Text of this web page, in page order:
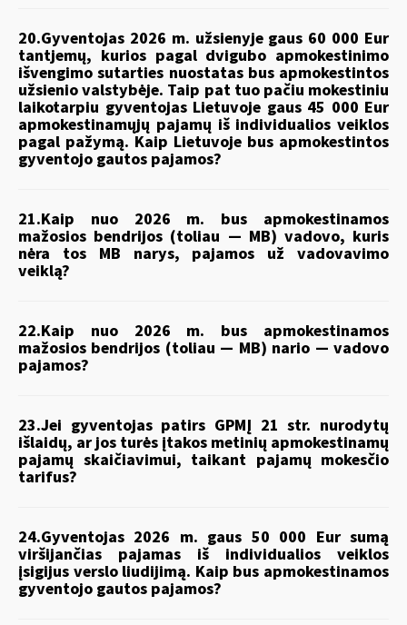
20.Gyventojas 2026 m. užsienyje gaus 60 000 Eur
tantjemų, kurios pagal dvigubo apmokestinimo
išvengimo sutarties nuostatas bus apmokestintos
užsienio valstybėje. Taip pat tuo pačiu mokestiniu
laikotarpiu gyventojas Lietuvoje gaus 45 000 Eur
apmokestinamųjų pajamų iš individualios veiklos
pagal pažymą. Kaip Lietuvoje bus apmokestintos
gyventojo gautos pajamos?
21.Kaip nuo 2026 m. bus apmokestinamos
mažosios bendrijos (toliau — MB) vadovo, kuris
nėra tos MB narys, pajamos už vadovavimo
veiklą?
22.Kaip nuo 2026 m. bus apmokestinamos
mažosios bendrijos (toliau — MB) nario — vadovo
pajamos?
23.Jei gyventojas patirs GPMĮ 21 str. nurodytų
išlaidų, ar jos turės įtakos metinių apmokestinamų
pajamų skaičiavimui, taikant pajamų mokesčio
tarifus?
24.Gyventojas 2026 m. gaus 50 000 Eur sumą
viršijančias pajamas iš individualios veiklos
įsigijus verslo liudijimą. Kaip bus apmokestinamos
gyventojo gautos pajamos?